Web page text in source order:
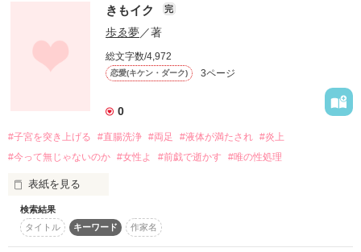
きもイク 完
歩ゑ夢／著
総文字数/4,972
恋愛(キケン・ダーク) 3ページ
0
#子宮を突き上げる #直腸洗浄 #両足 #液体が満たされ #炎上
#今って無じゃないのか #女性よ #前戯で逝かす #唯の性処理
表紙を見る
本の仕組みを知らないスナフがお送りするスナフキン劇場。
R15だよん。統合失調症と発達傾向あり、間欠性外斜視のスナ
フが悩みに悩んだお遊び会。幻覚と幻聴のオンパレード。並び
検索結果
タイトル
キーワード 作家名